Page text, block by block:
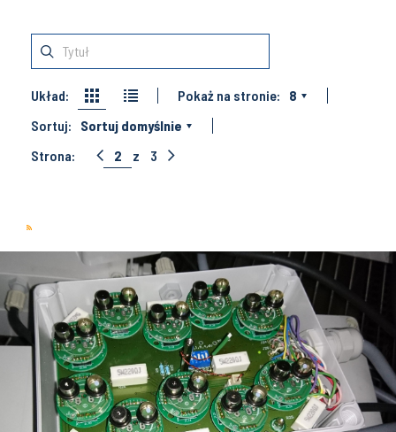
Układ: Pokaż na stronie:
8
Sortuj:
Sortuj domyślnie
Strona:
2 z 3